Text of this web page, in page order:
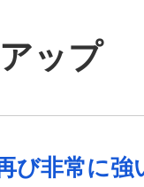
ップ
び非常に強